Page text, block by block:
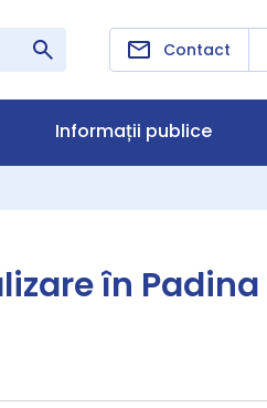
Contact
Informații publice
în Padina